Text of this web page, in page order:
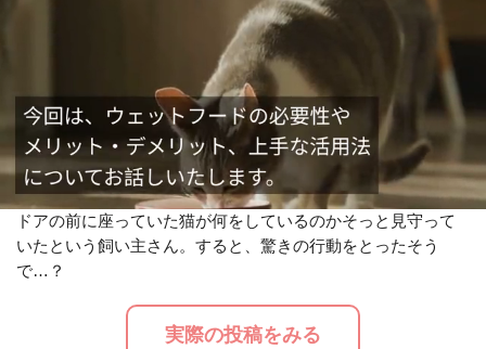
ドアの前に座っていた猫が何をしているのかそっと見守って
いたという飼い主さん。すると、驚きの行動をとったそう
で…？
実際の投稿をみる